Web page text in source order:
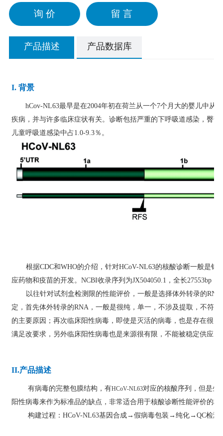
询 价 留 言
产品描述 产品数据库
I. 背景
hCov-NL63最早是在2004年初在荷兰从一个7个月大的婴儿中从
疾病，并与许多临床症状有关。诊断包括严重的下呼吸道感染，臀部
儿童呼吸道感染中占1.0-9.3％ 。
根据CDC和WHO的介绍，针对HCoV-NL63的核酸诊断一般是针
应药物和疫苗的开发。 NCBI收录序列为JX504050.1 ，全长27553bp，
以往针对试剂盒检测限的性能评价，一般是选择体外转录的
定，首先体外转录的RNA，一般是很纯，单一，不涉及提取，不符
的主要原因；再次临床阳性病毒，即使是灭活的病毒，也是存在很
满足改要求，另外临床阳性病毒也是来源很有限，不能被稳定供应
II.产品描述
有病毒的完整包膜结构，有HCoV-NL63对应的核酸序列，但是生
阳性病毒来作为标准品的缺点 ，非常适合用于核酸诊断性能评价的标
构建过程：HCoV-NL63基因合成→假病毒包装→纯化→QC检测